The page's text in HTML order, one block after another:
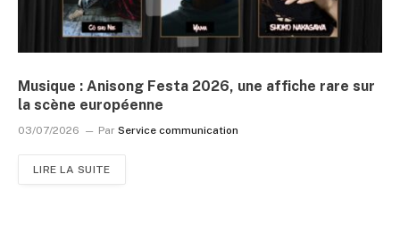
Musique : Anisong Festa 2026, une affiche rare sur
la scène européenne
03/07/2026 Par Service communication
LIRE LA SUITE